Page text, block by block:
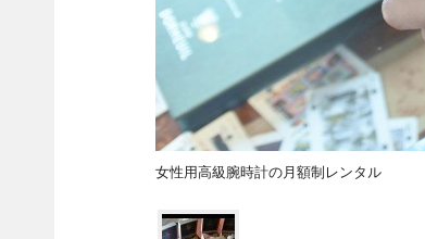
女性用高級腕時計の月額制レンタル